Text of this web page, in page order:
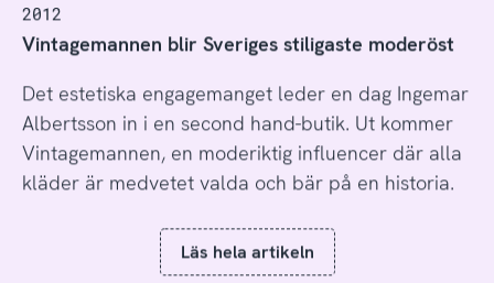
2012
Vintagemannen blir Sveriges stiligaste moderöst
Det estetiska engagemanget leder en dag Ingemar
Albertsson in i en second hand-butik. Ut kommer
Vintagemannen, en moderiktig influencer där alla
kläder är medvetet valda och bär på en historia.
Läs hela artikeln